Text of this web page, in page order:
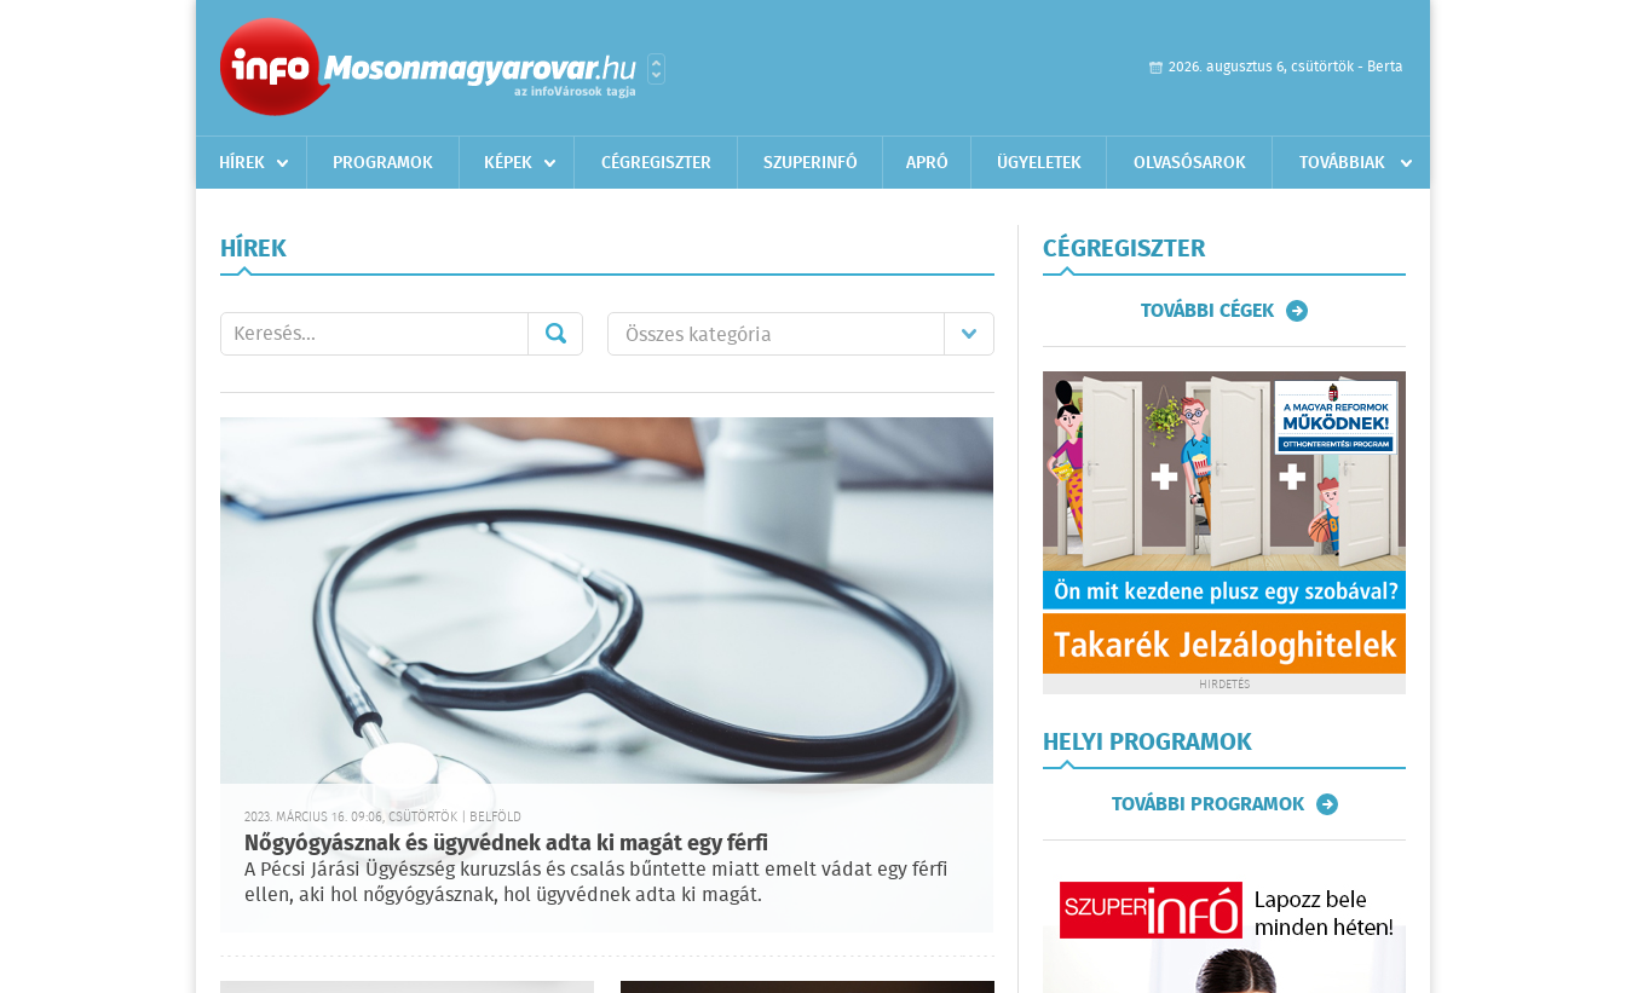
2026. augusztus 6, csütörtök - Berta
HÍREK PROGRAMOK KÉPEK CÉGREGISZTER SZUPERINFÓ APRÓ ÜGYELETEK OLVASÓSAROK TOVÁBBIAK
HÍREK
2023. MÁRCIUS 16. 09:06, CSÜTÖRTÖK | BELFÖLD
Nőgyógyásznak és ügyvédnek adta ki magát egy férfi
A Pécsi Járási Ügyészség kuruzslás és csalás bűntette miatt emelt vádat egy férfi
ellen, aki hol nőgyógyásznak, hol ügyvédnek adta ki magát.
CÉGREGISZTER
TOVÁBBI CÉGEK
HIRDETÉS
HELYI PROGRAMOK
TOVÁBBI PROGRAMOK